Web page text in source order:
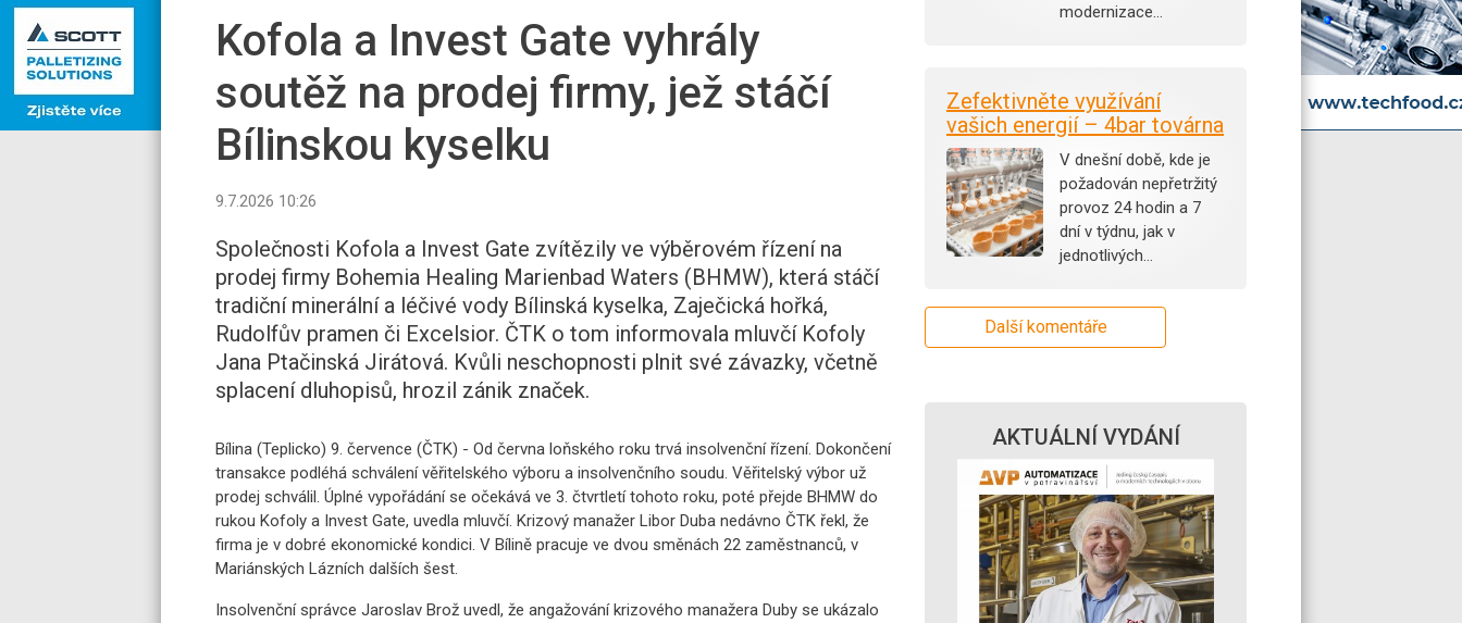
Kofola a Invest Gate vyhrály
soutěž na prodej firmy, jež stáčí
Bílinskou kyselku
9.7.2026 10:26
Společnosti Kofola a Invest Gate zvítězily ve výběrovém řízení na
prodej firmy Bohemia Healing Marienbad Waters (BHMW), která stáčí
tradiční minerální a léčivé vody Bílinská kyselka, Zaječická hořká,
Rudolfův pramen či Excelsior. ČTK o tom informovala mluvčí Kofoly
Jana Ptačinská Jirátová. Kvůli neschopnosti plnit své závazky, včetně
splacení dluhopisů, hrozil zánik značek.
Bílina (Teplicko) 9. července (ČTK) - Od června loňského roku trvá insolvenční řízení. Dokončení
transakce podléhá schválení věřitelského výboru a insolvenčního soudu. Věřitelský výbor už
prodej schválil. Úplné vypořádání se očekává ve 3. čtvrtletí tohoto roku, poté přejde BHMW do
rukou Kofoly a Invest Gate, uvedla mluvčí. Krizový manažer Libor Duba nedávno ČTK řekl, že
firma je v dobré ekonomické kondici. V Bílině pracuje ve dvou směnách 22 zaměstnanců, v
Mariánských Lázních dalších šest.
Insolvenční správce Jaroslav Brož uvedl, že angažování krizového manažera Duby se ukázalo
modernizace…
Zefektivněte využívání
vašich energií – 4bar továrna
V dnešní době, kde je
požadován nepřetržitý
provoz 24 hodin a 7
dní v týdnu, jak v
jednotlivých…
Další komentáře
AKTUÁLNÍ VYDÁNÍ